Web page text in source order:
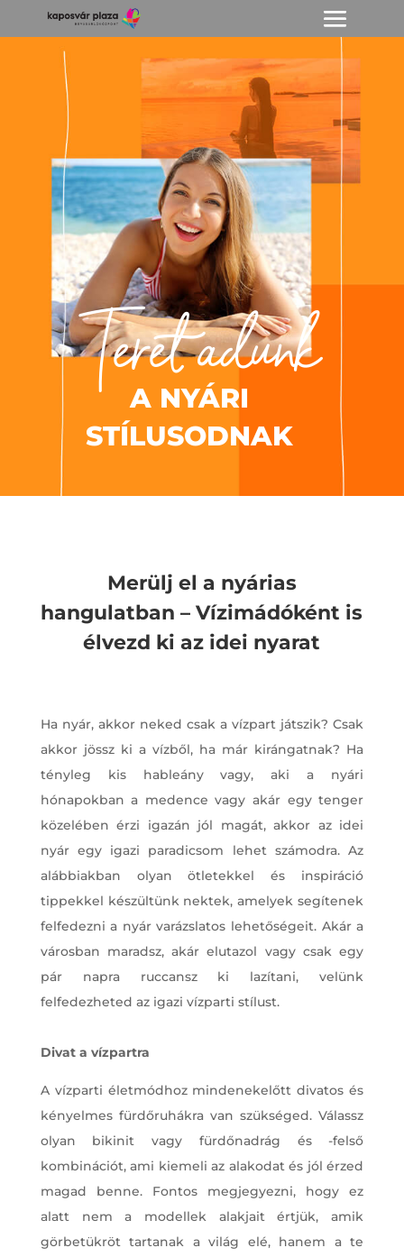
Teret adunk
A NYÁRI
STÍLUSODNAK
Merülj el a nyárias
hangulatban – Vízimádóként is
élvezd ki az idei nyarat
Ha nyár, akkor neked csak a vízpart játszik? Csak
akkor jössz ki a vízből, ha már kirángatnak? Ha
tényleg kis hableány vagy, aki a nyári
hónapokban a medence vagy akár egy tenger
közelében érzi igazán jól magát, akkor az idei
nyár egy igazi paradicsom lehet számodra. Az
alábbiakban olyan ötletekkel és inspiráció
tippekkel készültünk nektek, amelyek segítenek
felfedezni a nyár varázslatos lehetőségeit. Akár a
városban maradsz, akár elutazol vagy csak egy
pár napra ruccansz ki lazítani, velünk
felfedezheted az igazi vízparti stílust.
Divat a vízpartra
A vízparti életmódhoz mindenekelőtt divatos és
kényelmes fürdőruhákra van szükséged. Válassz
olyan bikinit vagy fürdőnadrág és -felső
kombinációt, ami kiemeli az alakodat és jól érzed
magad benne. Fontos megjegyezni, hogy ez
alatt nem a modellek alakjait értjük, amik
görbetükröt tartanak a világ elé, hanem a te